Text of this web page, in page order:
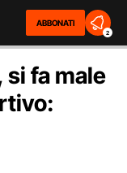
ABBONATI
2
fa male